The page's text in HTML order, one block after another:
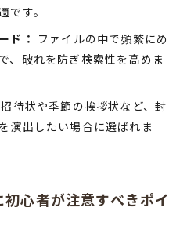
です。
ド： ファイルの中で頻繁にめ
、破れを防ぎ検索性を高めま
招待状や季節の挨拶状など、封
演出したい場合に選ばれま
心者が注意すべきポイ